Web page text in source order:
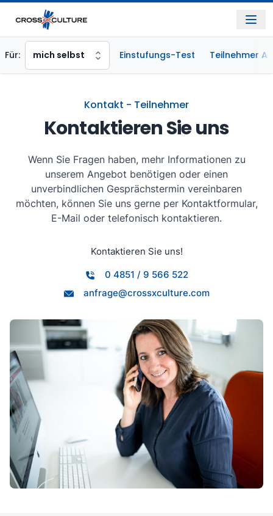
Für: mich selbst Einstufungs-Test Teilnehmer
Kontakt - Teilnehmer
Kontaktieren Sie uns
Wenn Sie Fragen haben, mehr Informationen zu
unserem Angebot benötigen oder einen
unverbindlichen Gesprächstermin vereinbaren
möchten, können Sie uns gerne per Kontaktformular,
E-Mail oder telefonisch kontaktieren.
Kontaktieren Sie uns!
0 4851 / 9 566 522
anfrage@crossxculture.com